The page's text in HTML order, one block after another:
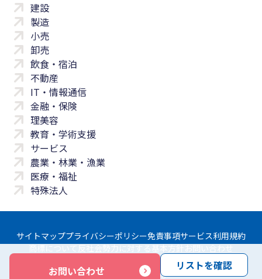
お問い合わせ リストを確認
建設
製造
小売
卸売
飲食・宿泊
不動産
IT・情報通信
金融・保険
理美容
教育・学術支援
サービス
農業・林業・漁業
医療・福祉
特殊法人
サイトマッププライバシーポリシー免責事項サービス利用規約
商標について 反社会勢力に対する基本方針 お問い合わせ
Copyright © Yayoi Co., Ltd. All rights reserved.